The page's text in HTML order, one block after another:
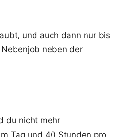
und auch dann nur bis
neben der
du nicht mehr
Tag und 40 Stunden pro